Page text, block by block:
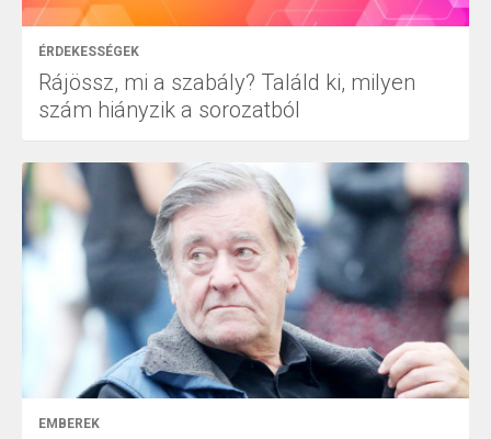
ÉRDEKESSÉGEK
Rájössz, mi a szabály? Találd ki, milyen
szám hiányzik a sorozatból
EMBEREK